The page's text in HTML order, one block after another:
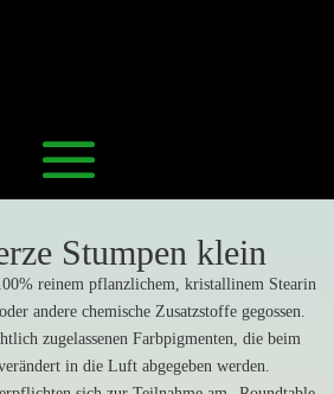
Stumpen klein
reinem pflanzlichem, kristallinem Stearin
andere chemische Zusatzstoffe gegossen.
zugelassenen Farbpigmenten, die beim
in die Luft abgegeben werden.